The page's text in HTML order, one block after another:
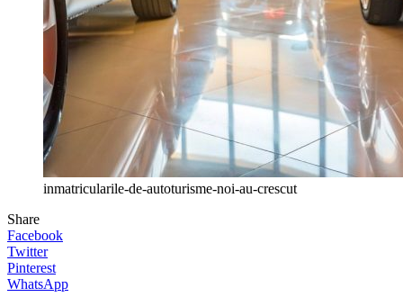
inmatricularile-de-autoturisme-noi-au-crescut
Share
Facebook
Twitter
Pinterest
WhatsApp